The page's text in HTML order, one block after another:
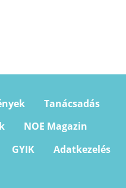
Tanácsadás
NOE Magazin
GYIK Adatkezelés